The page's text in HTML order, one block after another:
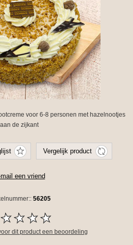
voor 6-8 personen met hazelnootjes
aan de zijkant
56205
dit product een beoordeling